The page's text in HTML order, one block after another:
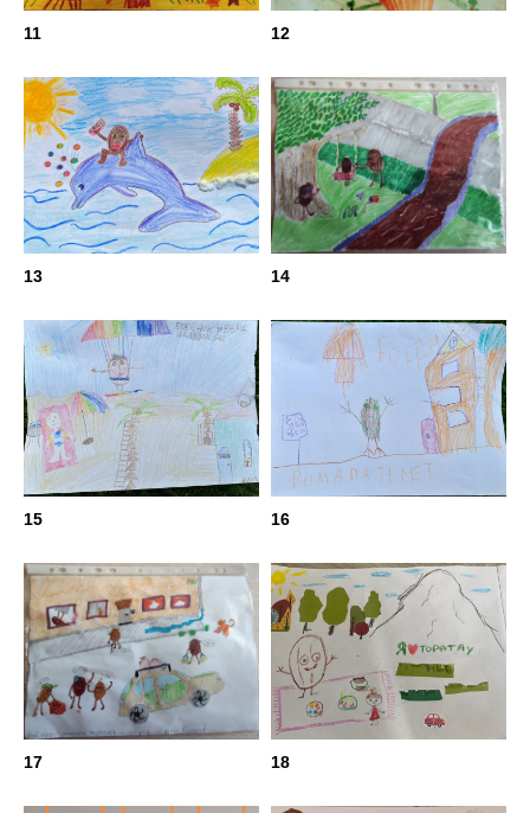
11 12
13 14
15 16
17 18